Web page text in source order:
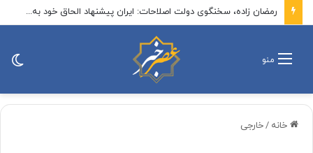
رمضان زاده، سخنگوی دولت اصلاحات: ایران پیشنهاد الحاق خود به توافق مکه را مطرح کند / الان زمان پیشنهاد یک پیمان منطقه‌ای بدون اسرائیل است
منو
خانه /خارجی